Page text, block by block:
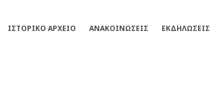
ΙΣΤΟΡΙΚΌ ΑΡΧΕΊΟ ΑΝΑΚΟΙΝΩΣΕΙΣ ΕΚΔΗΛΏΣΕΙΣ